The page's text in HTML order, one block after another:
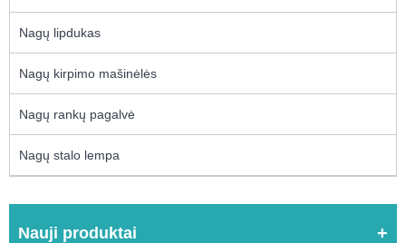
Nagų lipdukas
Nagų kirpimo mašinėlės
Nagų rankų pagalvė
Nagų stalo lempa
Nauji produktai